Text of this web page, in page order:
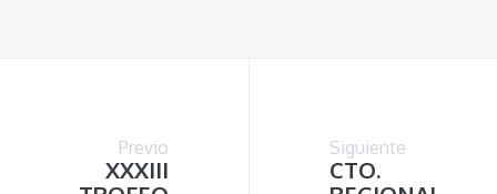
Previo
XXXIII
Siguiente
CTO.